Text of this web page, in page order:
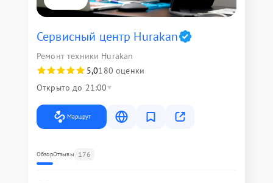
Сервисный центр Hurakan
Ремонт техники Hurakan
5,0180 оценки
Открыто до 21:00
Маршрут
ОбзорОтзывы 176